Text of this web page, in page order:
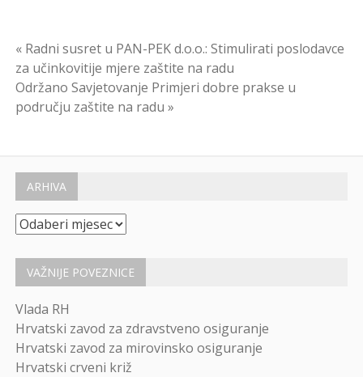
Navigacija
objava
« Radni susret u PAN-PEK d.o.o.: Stimulirati poslodavce
za učinkovitije mjere zaštite na radu
Održano Savjetovanje Primjeri dobre prakse u
području zaštite na radu »
ARHIVA
Arhiva
VAŽNIJE POVEZNICE
Vlada RH
Hrvatski zavod za zdravstveno osiguranje
Hrvatski zavod za mirovinsko osiguranje
Hrvatski crveni križ